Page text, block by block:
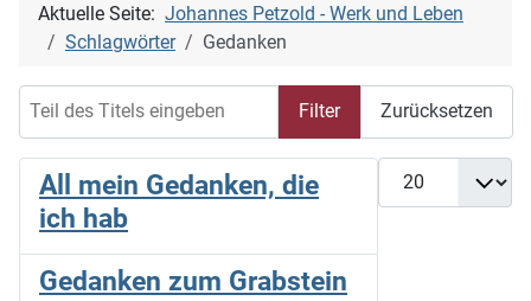
Aktuelle Seite: Johannes Petzold - Werk und Leben
Schlagwörter
Gedanken
Filter Zurücksetzen
Anzeige #
All mein Gedanken, die
ich hab
Gedanken zum Grabstein